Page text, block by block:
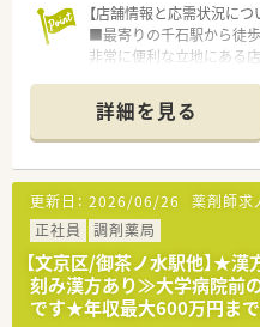
として活躍している事例
あります。
■勤続年数の長いベテラン
きる環境です。
■1日350円の食事手当が
があり、従業員の日々の
ます。
【店舗情報と応需状況につ
■最寄りの千石駅から徒
非常に便利な立地にある店
が7割を占めているのが特
■1日の平均応需枚数は50
験豊富な事務員が常時サ
【法人特徴について】
■東京と埼玉に調剤薬局を
た医療サービスを提供して
■人員状況に比較的余裕
採用活動を長年続けてい
■各エリアにマネージャー
いるため休みを取りやすい
詳細を見る
更新日： 2026/06/26 薬剤師求
正社員
調剤薬局
【文京区/御茶ノ水駅他】★漢
刻み漢方あり≫大学病院前
です★年収最大600万円まで